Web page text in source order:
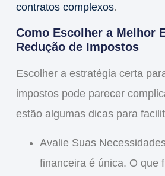
contratos complexos.
Como Escolher a Melhor
Redução de Impostos
Escolher a estratégia certa
impostospode parecer
estão algumas dicas para
Avalie Suas
financeira é única. O que